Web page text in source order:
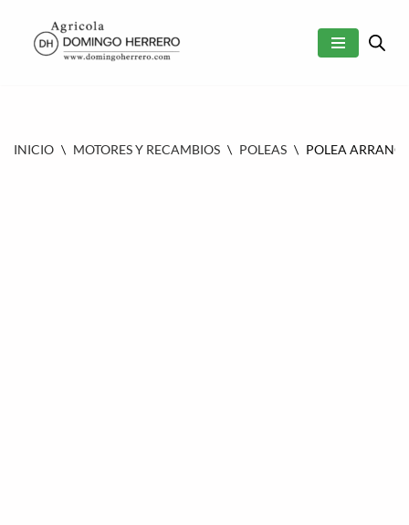
SALTAR
INICIO \ MOTORES Y RECAMBIOS \ POLEAS \ POLEA